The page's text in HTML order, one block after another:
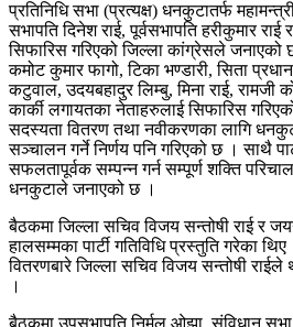
प्रतिनिधि सभा (प्रत्यक्ष) धनकुटातर्फ
सभापति दिनेश राई, पूर्वसभापति हरीकुमार राई
सिफारिस गरिएको जिल्ला कांग्रेसले जनाएको
कमोट कुमार फागो, टिका भण्डारी, सिता
कटुवाल, उदयबहादुर लिम्बु, मिना राई, रामजी
कार्की लगायतका नेताहरुलाई सिफारिस
सदस्यता वितरण तथा नवीकरणका लागि
सञ्चालन गर्ने निर्णय पनि गरिएको छ । साथै
सफलतापूर्वक सम्पन्न गर्न सम्पूर्ण शक्ति
धनकुटाले जनाएको छ ।
बैठकमा जिल्ला सचिव विजय सन्तोषी राई र
हालसम्मका पार्टी गतिविधि प्रस्तुति गरेका
वितरणबारे जिल्ला सचिव विजय सन्तोषी
।